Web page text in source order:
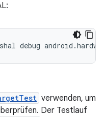
verwenden, um
Der Testlauf